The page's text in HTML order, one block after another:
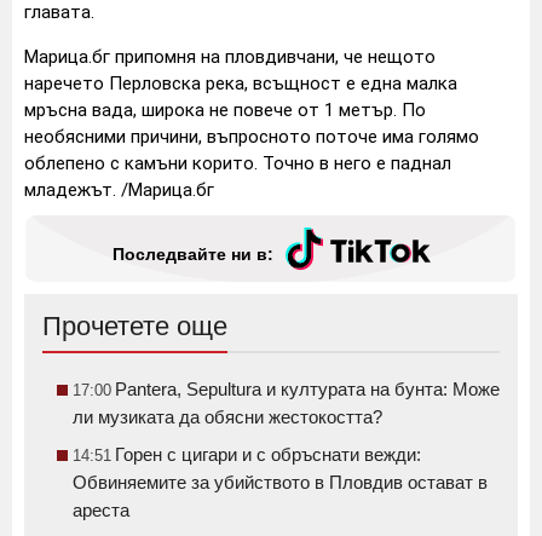
главата.
Марица.бг припомня на пловдивчани, че нещото
наречето Перловска река, всъщност е една малка
мръсна вада, широка не повече от 1 метър. По
необясними причини, въпросното поточе има голямо
облепено с камъни корито. Точно в него е паднал
младежът. /Марица.бг
Последвайте ни в:
Прочетете още
17:00 Pantera, Sepultura и културата на бунта: Може
ли музиката да обясни жестокостта?
14:51 Горен с цигари и с обръснати вежди:
Обвиняемите за убийството в Пловдив остават в
ареста